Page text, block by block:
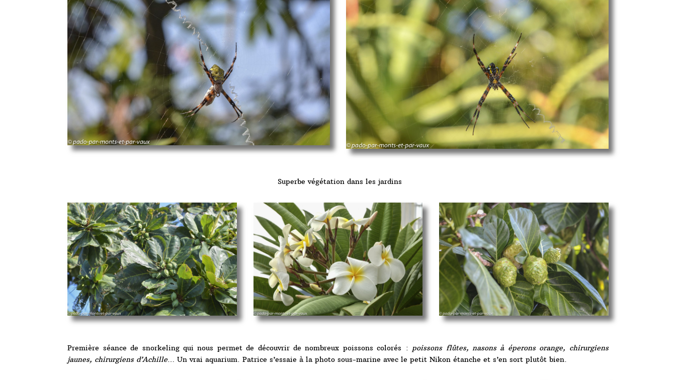
Superbe végétation dans les jardins
Première séance de snorkeling qui nous permet de découvrir de nombreux poissons colorés : poissons flûtes, nasons à éperons orange, chirurgiens
jaunes, chirurgiens d’Achille… Un vrai aquarium. Patrice s’essaie à la photo sous-marine avec le petit Nikon étanche et s’en sort plutôt bien.